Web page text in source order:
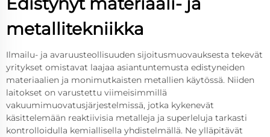
metallitekniikka
Ilmailu- ja avaruusteollisuuden sijoitusmuovauksesta tekevät
yritykset omistavat laajaa asiantuntemusta edistyneiden
materiaalien ja monimutkaisten metallien käytössä. Niiden
laitokset on varustettu viimeisimmillä
vakuumimuovatusjärjestelmissä, jotka kykenevät
käsittelemään reaktiivisia metalleja ja superleluja tarkasti
kontrolloidulla kemiallisella yhdistelmällä. Ne ylläpitävät